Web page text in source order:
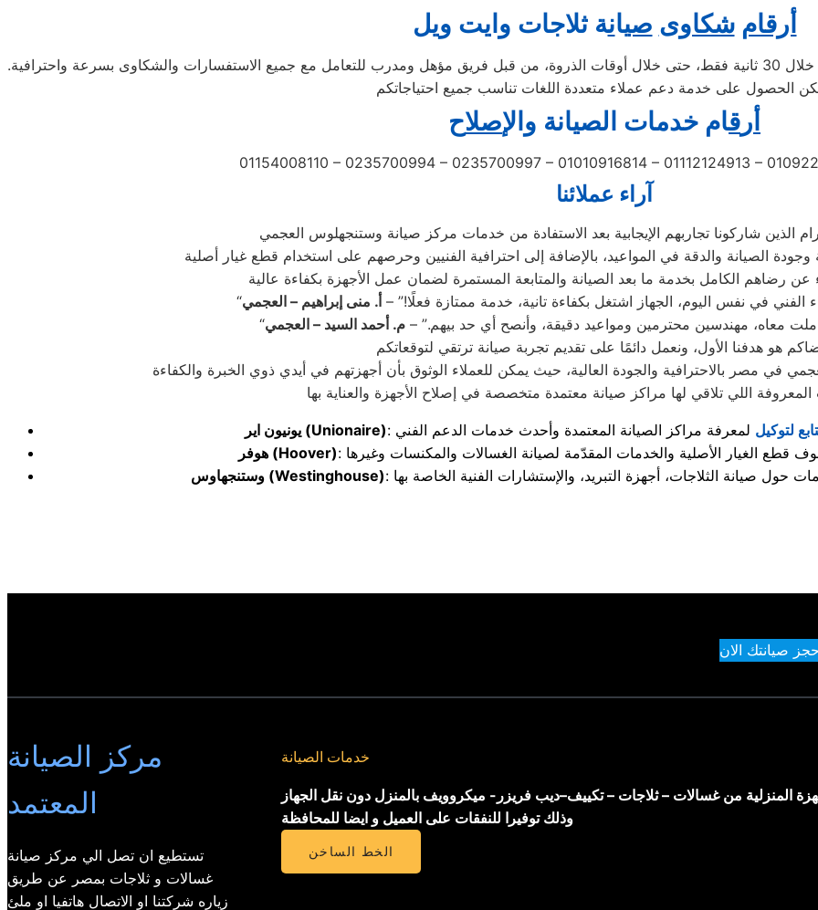
أرقام شكاوى صيانة ثلاجات وايت ويل
عبر الاتصال على الرقم 01207619993 يتم الرد على مكالماتكم خلال 30 ثانية فقط، حتى خلال أوقات الذروة، من قبل فريق مؤهل ومدرب للتعامل مع جميع الاستفسارات والشكاوى بسرعة واحترافية.
أر قام خدمات الصيانة و الإصلاح
01154008110 – 0235700994 – 0235700997 – 01010916814 – 01112124913 –
آراء عملائنا
الفني في نفس اليوم، الجهاز اشتغل بكفاءة تانية، خدمة ممتازة فعلًا!” – أ. منى إبراهيم – العجمي
معاه، مهندسين محترمين ومواعيد دقيقة، وأنصح أي حد بيهم.” –م. أحمد السيد – العجمي
في مصر بالاحترافية والجودة العالية، حيث يمكن للعملاء الوثوق بأن أجهزتهم في أيدي ذوي الخبرة والكفاءة
يونيون اير(Unionaire) لتوكيل
هوفر (Hoover)
وستنجهاوس (Westinghouse)
صيانتك الان
مركز الصيانة
المعتمد
تستطيع ان تصل الي مركز صيانة
غسالات و ثلاجات بمصر عن طريق
زياره شركتنا او الاتصال هاتفيا او ملئ
خدمات الصيانة
المنزلية من غسالات – ثلاجات – تكييف–ديب فريزر- ميكروويف بالمنزل دون نقل الجهاز
وذلك توفيرا للنفقات على العميل و ايضا للمحافظة
الخط الساخن